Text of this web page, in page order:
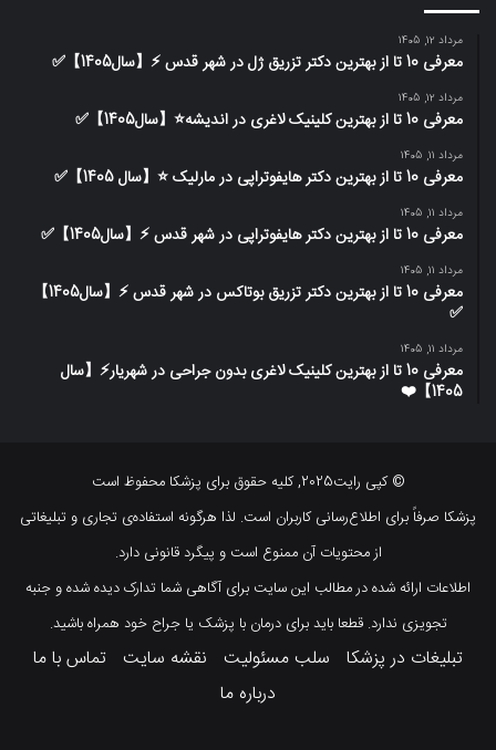
مرداد 12, 1405
معرفی 10 تا از بهترین دکتر تزریق ژل در شهر قدس ⚡️【سال1405】✅
مرداد 12, 1405
معرفی 10 تا از بهترین کلینیک لاغری در اندیشه⭐【سال1405】✅
مرداد 11, 1405
معرفی 10 تا از بهترین دکتر هایفوتراپی در مارلیک ⭐【سال 1405】✅
مرداد 11, 1405
معرفی 10 تا از بهترین دکتر هایفوتراپی در شهر قدس ⚡️【سال1405】✅
مرداد 11, 1405
معرفی 10 تا از بهترین دکتر تزریق بوتاکس در شهر قدس ⚡️【سال1405】
✅
مرداد 11, 1405
معرفی 10 تا از بهترین کلینیک لاغری بدون جراحی در شهریار⚡【سال
1405】❤️
© کپی رایت2025, کلیه حقوق برای پزشکا محفوظ است
پزشکا صرفاً برای اطلاع‌رسانی کاربران است. لذا هرگونه استفاده‌ی تجاری و تبلیغاتی
از محتویات آن ممنوع است و پیگرد قانونی دارد.
اطلاعات ارائه شده در مطالب این سایت برای آگاهی شما تدارک دیده شده و جنبه
تجویزی ندارد. قطعا باید برای درمان با پزشک یا جراح خود همراه باشید.
تبلیغات در پزشکا سلب مسئولیت نقشه سایت تماس با ما
درباره ما